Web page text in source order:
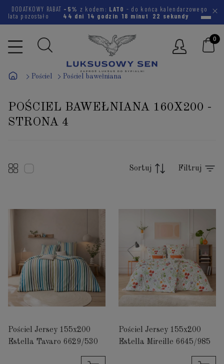
DODATKOWY RABAT -5% z kodem: LATO - do końca kalendarzowego
lata pozostało
44 dni 14 godzin 18 minut 21 sekund
Pościel Pościel bawełniana
POŚCIEL BAWEŁNIANA 160X200 -
STRONA 4
Sortuj Filtruj
Pościel Jersey 155x200
Estella Tavaro 6629/530
Pościel Jersey 155x200
Estella Mireille 6645/985